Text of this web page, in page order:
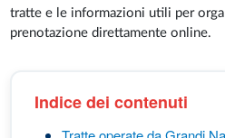
tratte e le informazioni utili per
prenotazione direttamente online.
Indice dei contenuti